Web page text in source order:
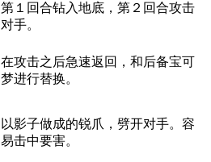
第１回合钻入地底，第２回合攻击
对手。
在攻击之后急速返回，和后备宝可
梦进行替换。
以影子做成的锐爪，劈开对手。容
易击中要害。